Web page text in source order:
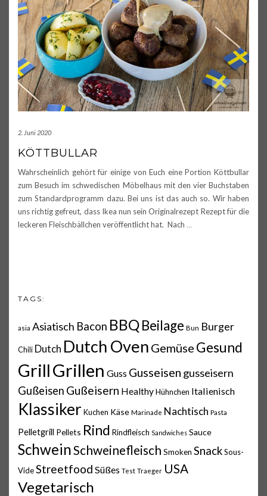
2. Juni 2020
KÖTTBULLAR
Wahrscheinlich gehört für einige von Euch eine Portion Köttbullar
zum Besuch im schwedischen Möbelhaus mit den vier Buchstaben
zum Standardprogramm dazu. Bei uns ist das auch so. Wir haben
uns richtig gefreut, dass Ikea nun sein Originalrezept Rezept für die
leckeren Fleischbällchen veröffentlicht hat. Nach …
TAGS:
asia Asiatisch Bacon BBQBeilage Bun Burger
Chili Dutch Dutch Oven Gemüse Gesund
GrillGrillen Guss Gusseisen gusseisern
Gußeisen Gußeisern HealthyHühnchen Italienisch
Klassiker Kuchen Käse Marinade Nachtisch Pasta
Pelletgrill Pellets Rind Rindfleisch Sandwiches Sauce
SchweinSchweinefleisch Smoken SnackSous-
VideStreetfood Süßes Test Traeger USA
Vegetarisch